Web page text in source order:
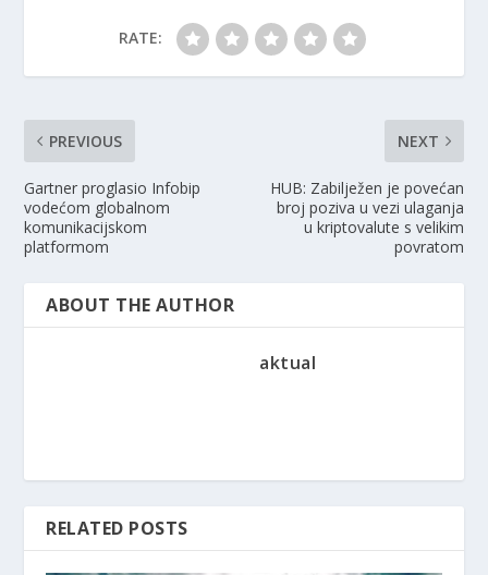
RATE:
PREVIOUS
Gartner proglasio Infobip
vodećom globalnom
komunikacijskom
platformom
NEXT
HUB: Zabilježen je povećan
broj poziva u vezi ulaganja
u kriptovalute s velikim
povratom
ABOUT THE AUTHOR
aktual
RELATED POSTS